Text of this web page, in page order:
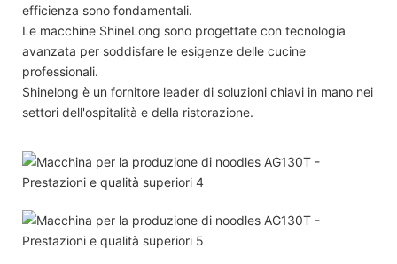
efficienza sono fondamentali.
Le macchine ShineLong sono progettate con tecnologia
avanzata per soddisfare le esigenze delle cucine
professionali.
Shinelong è un fornitore leader di soluzioni chiavi in ​​mano nei
settori dell'ospitalità e della ristorazione.